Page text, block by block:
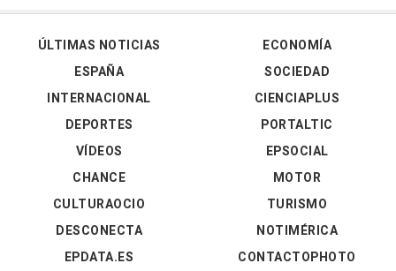
ÚLTIMAS NOTICIAS
ESPAÑA
INTERNACIONAL
DEPORTES
VÍDEOS
ECONOMÍA
SOCIEDAD
CIENCIAPLUS
PORTALTIC
EPSOCIAL
CHANCE
CULTURAOCIO
DESCONECTA
EPDATA.ES
MOTOR
TURISMO
NOTIMÉRICA
CONTACTOPHOTO